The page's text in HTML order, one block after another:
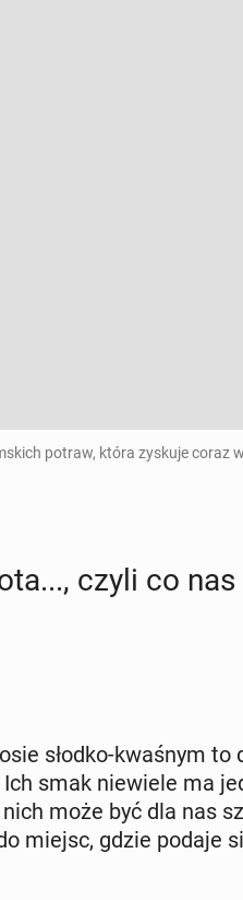
potraw, która zyskuje coraz
czyli co
słodko-kwaśnym
smak nie­wie­le ma
może być dla nas
miejsc, gdzie podaje